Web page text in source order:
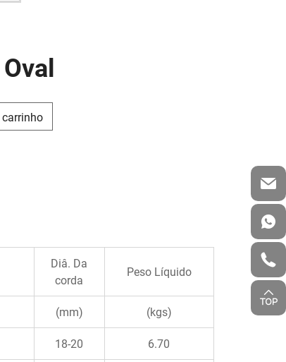
Diâ. Da
corda
Peso Líquido
(mm) (kgs)
18-20 6.70